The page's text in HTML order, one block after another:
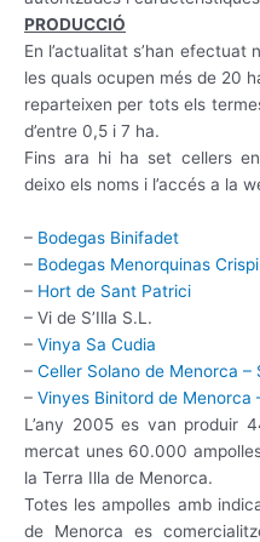
PRODUCCIÓ
En l’actualitat s’han efectuat
les quals ocupen més de 20
reparteixen per tots els
d’entre 0,5 i 7 ha.
Fins ara hi ha set cellers
deixo els noms i l’accés a la
– Bodegas Binifadet
– Bodegas Menorquinas
– Hort de Sant Patrici
– Vi de S’Illa S.L.
– Vinya Sa Cudia
– Celler Solano de Menorca –
– Vinyes Binitord de Menorca
L’any 2005 es van produir
mercat unes 60.000
la Terra Illa de Menorca.
Totes les ampolles amb
de Menorca es